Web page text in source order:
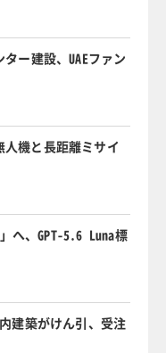
ー建設、UAEファン
機と長距離ミサイ
へ、GPT-5.6 Luna標
建築がけん引、受注